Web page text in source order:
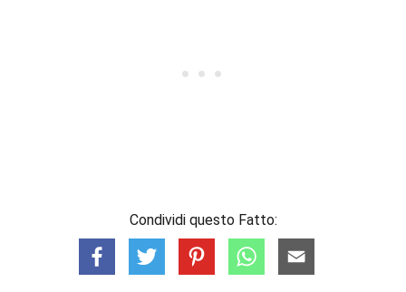
Condividi questo Fatto: